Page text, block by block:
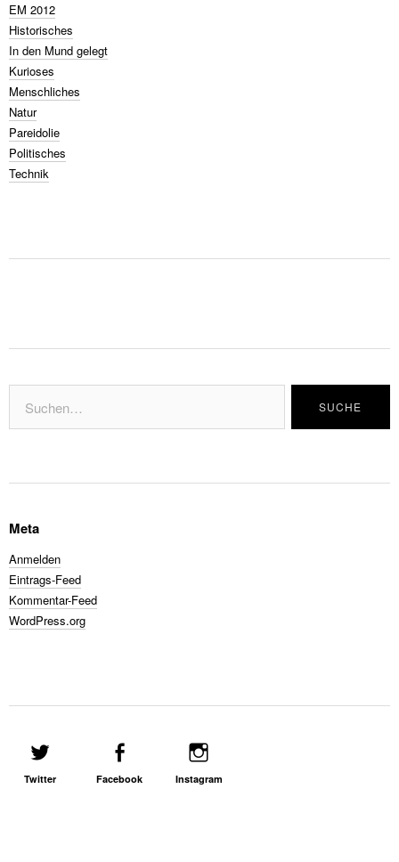
EM 2012
Historisches
In den Mund gelegt
Kurioses
Menschliches
Natur
Pareidolie
Politisches
Technik
Meta
Anmelden
Eintrags-Feed
Kommentar-Feed
WordPress.org
Twitter Facebook Instagram